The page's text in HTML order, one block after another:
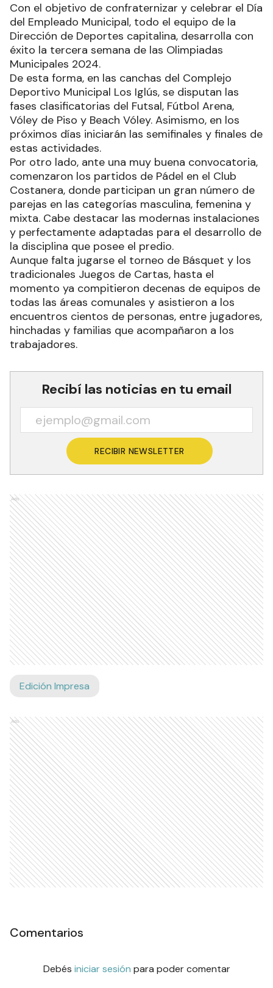
Con el objetivo de confraternizar y celebrar el Día
del Empleado Municipal, todo el equipo de la
Dirección de Deportes capitalina, desarrolla con
éxito la tercera semana de las Olimpiadas
Municipales 2024.
De esta forma, en las canchas del Complejo
Deportivo Municipal Los Iglús, se disputan las
fases clasificatorias del Futsal, Fútbol Arena,
Vóley de Piso y Beach Vóley. Asimismo, en los
próximos días iniciarán las semifinales y finales de
estas actividades.
Por otro lado, ante una muy buena convocatoria,
comenzaron los partidos de Pádel en el Club
Costanera, donde participan un gran número de
parejas en las categorías masculina, femenina y
mixta. Cabe destacar las modernas instalaciones
y perfectamente adaptadas para el desarrollo de
la disciplina que posee el predio.
Aunque falta jugarse el torneo de Básquet y los
tradicionales Juegos de Cartas, hasta el
momento ya compitieron decenas de equipos de
todas las áreas comunales y asistieron a los
encuentros cientos de personas, entre jugadores,
hinchadas y familias que acompañaron a los
trabajadores.
Recibí las noticias en tu email
RECIBIR NEWSLETTER
Ads
Edición Impresa
Ads
Comentarios
Debés iniciar sesión para poder comentar